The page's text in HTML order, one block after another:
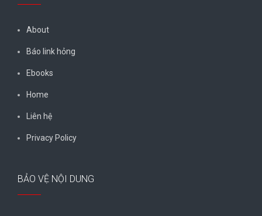
About
Báo link hỏng
Ebooks
Home
Liên hệ
Privacy Policy
BẢO VỆ NỘI DUNG